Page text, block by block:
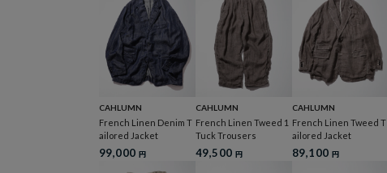
CAHLUMN
French Linen Denim T
ailored Jacket
99,000 円
CAHLUMN
French Linen Tweed 1
Tuck Trousers
49,500 円
CAHLUMN
French Linen Tweed T
ailored Jacket
89,100 円